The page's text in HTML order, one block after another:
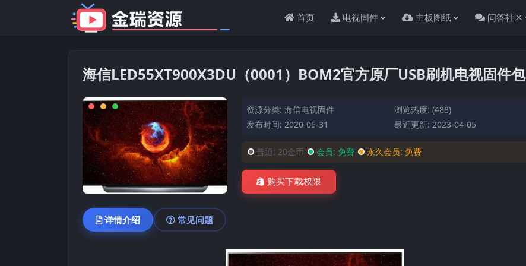
首页 电视固件 主板图纸 问答社区
海信LED55XT900X3DU（0001）BOM2官方原厂USB刷机电视固件包
资源分类:海信电视固件
浏览热度: (488)
发布时间: 2020-05-31
最近更新: 2023-04-05
普通: 20金币 会员: 免费 永久会员:免费
购买下载权限
详情介绍 常见问题